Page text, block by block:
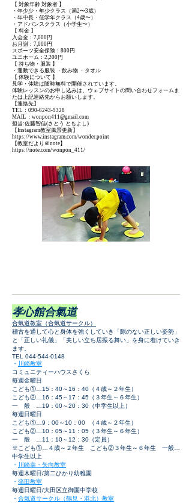
【 対象年齢 対象者 】
・年少少・年少クラス（満2〜3歳）
・年中長・低学年クラス（4歳〜）
・アドバンスクラス（小学生〜）
【 料金 】
入会金：7,000円
お月謝：7,000円
スポーツ安全保険：800円
ユニホーム：2,200円
【 持ち物・服装 】
・運動できる服装 ・飲み物 ・タオル
【 体験について 】
見学・体験は随時無料で開催されています。
体験レッスンのお申し込みは、ウェブサイトの問い合わせフォームま
たは上記連絡先からお願いします。
【連絡先】
TEL：090-6243-9328
MAIL：wonpon411@gmail.com
担当:佐藤智佳(さとう ともよし)
【Instagram教室風景更新】
https://www.instagram.com/wonder.point
【教室だより＠note】
https://note.com/wonpon_411/
​孝心館合氣道
合氣道教室（合氣道サークル）
稽古を通して心と身体を強くしていき「隙のない正しい姿勢」
と「正しい礼儀」「美しい立ち居振る舞い」を身に着けていき
ます。
TEL 044-544-0148
・
川崎教室
コミュニティーハウスさくら
毎週金曜日
こども①…15：40～16：40（４歳～２年生）
こども②…16：45～17：45（３年生～６年生）
一 般 …19：00～20：30（中学生以上）
毎週日曜日
こども①…9：00～10：00 （４歳～２年生）
こども②…10：05～11：05（３年生 ～６年生）
一 般 …11：10～12：30（定員）
​※こども①…４歳～２年生 こども②３年生～６年生 一般…
中学生以上
・
川崎幸・矢向教室
毎週木曜日/第二ひかり幼稚園
・ 蒲田教室
毎週日曜日/大田区立御園中学校
・ 合氣道サークル（鶴見・港北）教室